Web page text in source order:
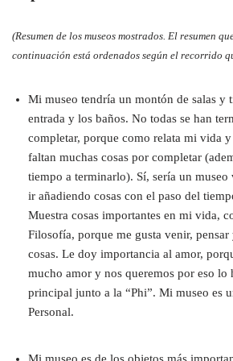
(Resumen de los museos mostrados. El resumen
continuación está ordenados según el recorrido
Mi museo tendría un montón de salas y
entrada y los baños. No todas se han
completar, porque como relata mi vida
faltan muchas cosas por completar
tiempo a terminarlo). Sí, sería un
ir añadiendo cosas con el paso del
Muestra cosas importantes en mi vida,
Filosofía, porque me gusta venir,
cosas. Le doy importancia al amor,
mucho amor y nos queremos por eso lo
principal junto a la “Phi”. Mi museo es
Personal.